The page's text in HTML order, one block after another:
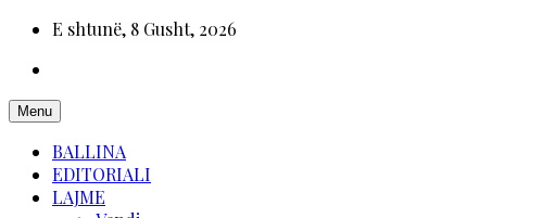
E shtunë, 8 Gusht, 2026
Menu
BALLINA
EDITORIALI
LAJME